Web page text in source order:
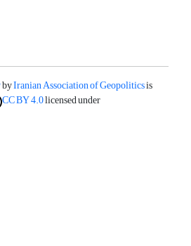
byIranian Association of Geopoliticsis
licensed under
CC BY 4.0